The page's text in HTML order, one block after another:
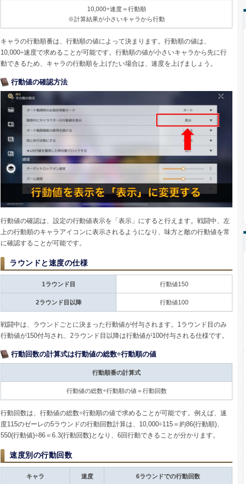
10,000÷速度＝行動順
※計算結果が小さいキャラから行動
キャラの行動順番は、行動順の値によって決まります。行動順の値は、
10,000÷速度で求めることが可能です。行動順の値が小さいキャラから先に行
動できるため、キャラの行動順を上げたい場合は、速度を上げましょう。
行動値の確認方法
行動値の確認は、設定の行動値表示を「表示」にすると行えます。戦闘中、左
上の行動順のキャラアイコンに表示されるようになり、味方と敵の行動値を常
に確認することが可能です。
ラウンドと速度の仕様
1ラウンド目 行動値150
2ラウンド目以降 行動値100
戦闘中は、ラウンドごとに決まった行動値が付与されます。1ラウンド目のみ
行動値が150付与され、2ラウンド目以降は行動値が100付与される仕様です。
行動回数の計算式は行動値の総数÷行動順の値
行動順番の計算式
行動値の総数÷行動順の値＝行動回数
行動回数は、行動値の総数÷行動順の値で求めることが可能です。例えば、速
度115のゼーレの5ラウンドの行動回数計算は、10,000÷115＝約86(行動順)、
550(行動値)÷86＝6.3(行動回数)となり、6回行動できることが分かります。
速度別の行動回数
キャラ 速度 6ラウンドでの行動回数